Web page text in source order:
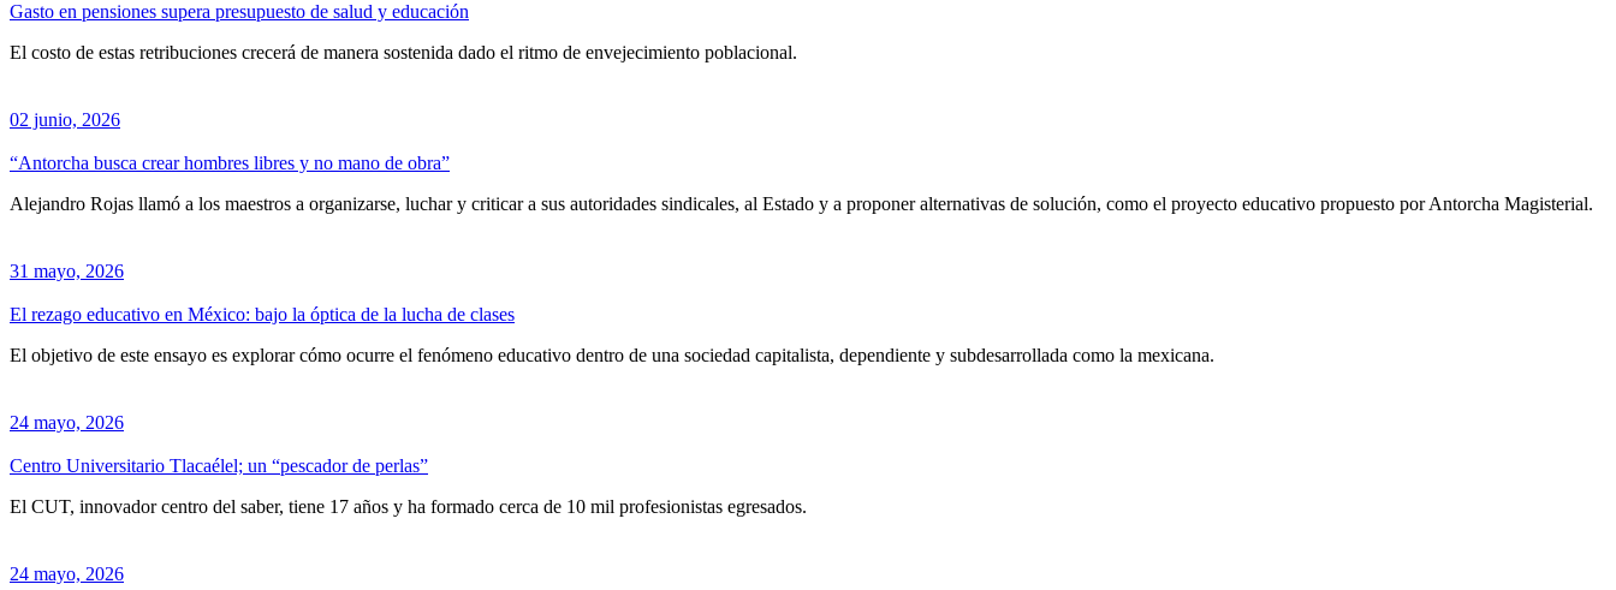
Gasto en pensiones supera presupuesto de salud y educación
El costo de estas retribuciones crecerá de manera sostenida dado el ritmo de envejecimiento poblacional.
02 junio, 2026
“Antorcha busca crear hombres libres y no mano de obra”
Alejandro Rojas llamó a los maestros a organizarse, luchar y criticar a sus autoridades sindicales, al Estado y a proponer alternativas de solución, como el proyecto educativo propuesto por Antorcha Magisterial.
31 mayo, 2026
El rezago educativo en México: bajo la óptica de la lucha de clases
El objetivo de este ensayo es explorar cómo ocurre el fenómeno educativo dentro de una sociedad capitalista, dependiente y subdesarrollada como la mexicana.
24 mayo, 2026
Centro Universitario Tlacaélel; un “pescador de perlas”
El CUT, innovador centro del saber, tiene 17 años y ha formado cerca de 10 mil profesionistas egresados.
24 mayo, 2026